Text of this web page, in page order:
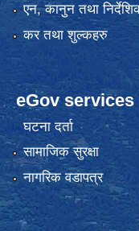
एन, कानुन तथा
कर तथा शुल्कहरु
eGov services
घटना दर्ता
सामाजिक सुरक्षा
नागरिक वडापत्र